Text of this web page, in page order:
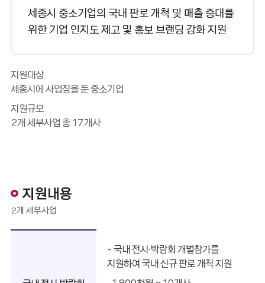
세종시 중소기업의 국내 판로 개척 및 매출 증대를
위한 기업 인지도 제고 및 홍보 브랜딩 강화 지원
지원대상
세종시에 사업장을 둔 중소기업
지원규모
2개 세부사업 총 17개사
지원내용
2개 세부사업
- 국내 전시·박람회 개별참가를
지원하여 국내 신규 판로 개척 지원